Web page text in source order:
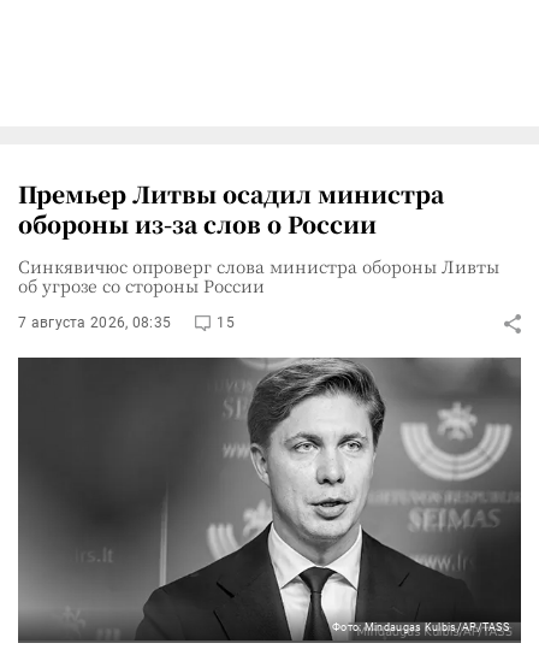
Премьер Литвы осадил министра
обороны из-за слов о России
Синкявичюс опроверг слова министра обороны Ливты
об угрозе со стороны России
7 августа 2026, 08:35 15
Фото: Mindaugas Kulbis/AP/TASS